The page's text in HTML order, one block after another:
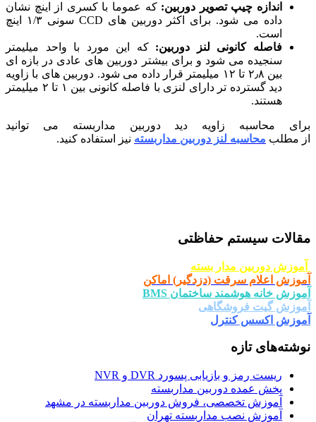
اندازه چیپ تصویر دوربین: که عموما با کسری از اینچ نشان
داده می شود. برای اکثر دوربین های CCD سونی ۱/۳ اینچ
است.
فاصله کانونی لنز دوربین: که این مورد با واحد میلیمتر
سنجیده می شود و برای بیشتر دوربین های عادی در بازه ای
بین ۲٫۸ تا ۱۲ میلیمتر قرار داده می شود. دوربین های با زاویه
دید گسترده تر دارای لنزی با فاصله کانونی بین ۱ تا ۲ میلیمتر
هستند.
برای محاسبه زاویه دید دوربین مداربسته می توانید
از مطلب محاسبه لنز دوربین مداربسته نیز استفاده کنید.
مقالات سیستم حفاظتی
آموزش دوربین مدار بسته
آموزش اعلام سرقت (دزدگیر) اماکن
آموزش خانه هوشمند ساختمان BMS
آموزش گیت فروشگاهی
آموزش اکسس کنترل
نوشته‌های تازه
ریست رمز و بازیابی پسورد DVR و NVR
پخش عمده دوربین مداربسته
آموزش تخصصی، فروش دوربین مداربسته در مشهد
آموزش نصب مداربسته تهران